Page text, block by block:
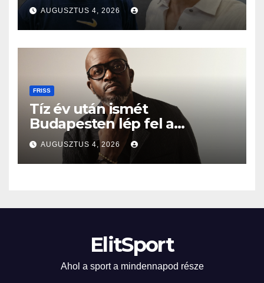
AUGUSZTUS 4, 2026
FRISS
Tíz év után ismét
Budapesten lép fel a
Grammy-díjas világsztár
AUGUSZTUS 4, 2026
ElitSport
Ahol a sport a mindennapod része